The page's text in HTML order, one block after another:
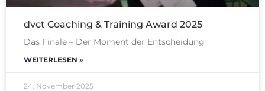
dvct Coaching & Training Award 2025
Das Finale – Der Moment der Entscheidung
WEITERLESEN »
24. November 2025